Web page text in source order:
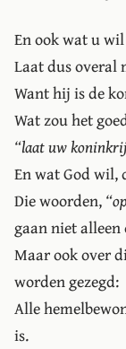
En ook wat u
Laat dus overal
Want hij is de
Wat zou het
“laat uw
En wat God wil,
Die woorden,
gaan niet
Maar ook over
worden gezegd:
Alle
is.